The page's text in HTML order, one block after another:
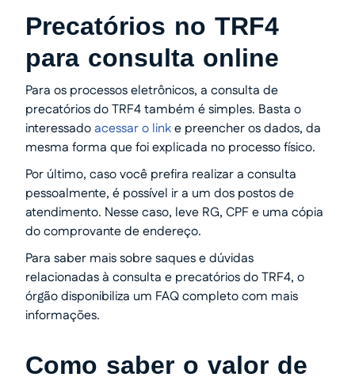
Precatórios no TRF4
para consulta online
Para os processos eletrônicos, a consulta de
precatórios do TRF4 também é simples. Basta o
interessadoacessar o linke preencher os dados, da
mesma forma que foi explicada no processo físico.
Por último, caso você prefira realizar a consulta
pessoalmente, é possível ir a um dos postos de
atendimento. Nesse caso, leve RG, CPF e uma cópia
do comprovante de endereço.
Para saber mais sobre saques e dúvidas
relacionadas à consulta e precatórios do TRF4, o
órgão disponibiliza um FAQ completo com mais
informações.
Como saber o valor de